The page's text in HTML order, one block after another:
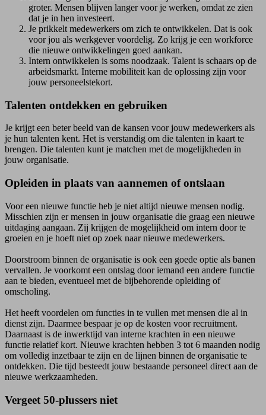
groter. Mensen blijven langer voor je werken, omdat ze zien
dat je in hen investeert.
Je prikkelt medewerkers om zich te ontwikkelen. Dat is ook
voor jou als werkgever voordelig. Zo krijg je een workforce
die nieuwe ontwikkelingen goed aankan.
Intern ontwikkelen is soms noodzaak. Talent is schaars op de
arbeidsmarkt. Interne mobiliteit kan de oplossing zijn voor
jouw personeelstekort.
Talenten ontdekken en gebruiken
Je krijgt een beter beeld van de kansen voor jouw medewerkers als
je hun talenten kent. Het is verstandig om die talenten in kaart te
brengen. Die talenten kunt je matchen met de mogelijkheden in
jouw organisatie.
Opleiden in plaats van aannemen of ontslaan
Voor een nieuwe functie heb je niet altijd nieuwe mensen nodig.
Misschien zijn er mensen in jouw organisatie die graag een nieuwe
uitdaging aangaan. Zij krijgen de mogelijkheid om intern door te
groeien en je hoeft niet op zoek naar nieuwe medewerkers.
Doorstroom binnen de organisatie is ook een goede optie als banen
vervallen. Je voorkomt een ontslag door iemand een andere functie
aan te bieden, eventueel met de bijbehorende opleiding of
omscholing.
Het heeft voordelen om functies in te vullen met mensen die al in
dienst zijn. Daarmee bespaar je op de kosten voor recruitment.
Daarnaast is de inwerktijd van interne krachten in een nieuwe
functie relatief kort. Nieuwe krachten hebben 3 tot 6 maanden nodig
om volledig inzetbaar te zijn en de lijnen binnen de organisatie te
ontdekken. Die tijd besteedt jouw bestaande personeel direct aan de
nieuwe werkzaamheden.
Vergeet 50-plussers niet